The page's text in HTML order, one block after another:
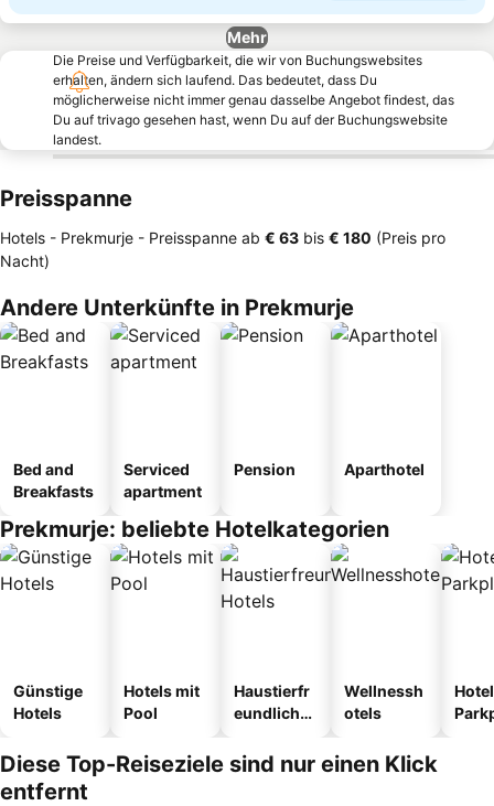
Mehr
Die Preise und Verfügbarkeit, die wir von Buchungswebsites
erhalten, ändern sich laufend. Das bedeutet, dass Du
möglicherweise nicht immer genau dasselbe Angebot findest, das
Du auf trivago gesehen hast, wenn Du auf der Buchungswebsite
landest.
Preisspanne
Hotels - Prekmurje - Preisspanne ab ‎€ 63 bis ‎€ 180 (Preis pro
Nacht)
Andere Unterkünfte in Prekmurje
Bed and
Breakfasts
Serviced
apartment
Pension Aparthotel
Prekmurje: beliebte Hotelkategorien
Günstige
Hotels
Hotels mit
Pool
Haustierfr
eundliche
Wellnessh
otels
Diese Top-Reiseziele sind nur einen Klick
entfernt